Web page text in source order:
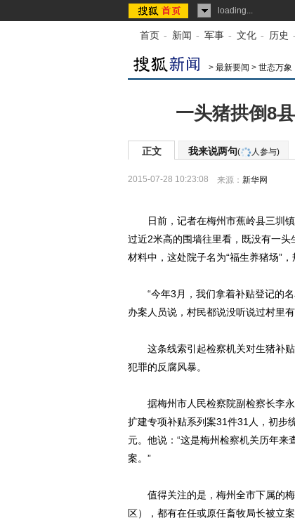
loading...
首页 - 新闻 - 军事 - 文化 - 历史 -
> 最新要闻 > 世态万象
一头猪拱倒8
正文 我来说两句( 人参与)
2015-07-28 10:23:08 来源： 新华网
日前，记者在梅州市蕉岭县三圳镇
过近2米高的围墙往里看，既没有一
材料中，这处院子名为“福生养猪场”
“今年3月，我们拿着补贴登记的名
办案人员说，村民都说没听说过村里有
这条线索引起检察机关对生猪补贴
犯罪的反腐风暴。
据梅州市人民检察院副检察长李永
扩建专项补贴系列案31件31人，初步
元。他说：“这是梅州检察机关历年
案。”
值得关注的是，梅州全市下属的梅
区），都有在任或原任畜牧局长被立